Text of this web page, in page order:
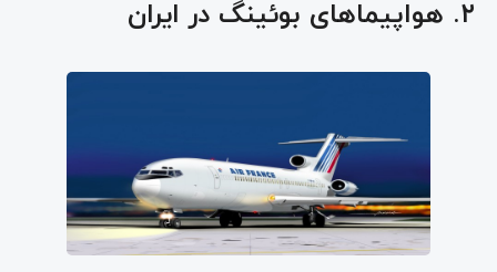
۲. هواپیماهای بوئینگ در ایران